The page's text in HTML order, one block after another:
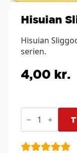
Hisuian
Hisuian
serien.
4,00 kr.
Hisuian
Sliggoo
133/196
antal